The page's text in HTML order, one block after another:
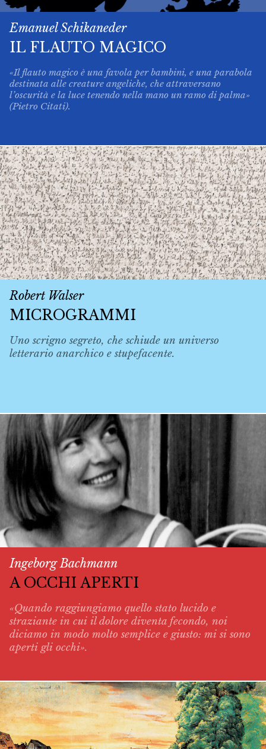
Emanuel Schikaneder
IL FLAUTO MAGICO
«Il flauto magico è una favola per bambini, e una parabola
destinata alle creature angeliche, che attraversano
l’oscurità e la luce tenendo nella mano un ramo di palma»
(Pietro Citati).
Robert Walser
MICROGRAMMI
Uno scrigno segreto, che schiude un universo
letterario anarchico e stupefacente.
Ingeborg Bachmann
A OCCHI APERTI
«Quando raggiungiamo quello stato lucido e
straziante in cui il dolore diventa fecondo, noi
diciamo in modo molto semplice e giusto: mi si sono
aperti gli occhi».